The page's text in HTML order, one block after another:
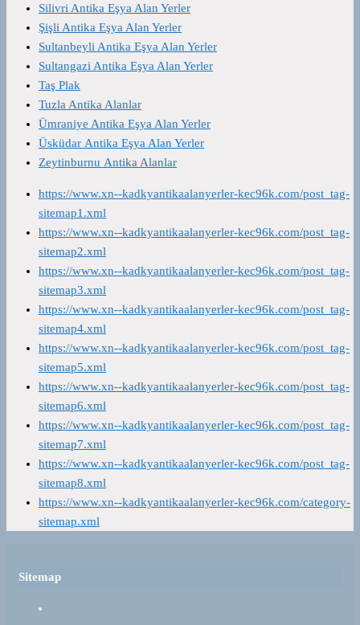
Silivri Antika Eşya Alan Yerler
Şişli Antika Eşya Alan Yerler
Sultanbeyli Antika Eşya Alan Yerler
Sultangazi Antika Eşya Alan Yerler
Taş Plak
Tuzla Antika Alanlar
Ümraniye Antika Eşya Alan Yerler
Üsküdar Antika Eşya Alan Yerler
Zeytinburnu Antika Alanlar
https://www.xn--kadkyantikaalanyerler-kec96k.com/post_tag-
sitemap1.xml
https://www.xn--kadkyantikaalanyerler-kec96k.com/post_tag-
sitemap2.xml
https://www.xn--kadkyantikaalanyerler-kec96k.com/post_tag-
sitemap3.xml
https://www.xn--kadkyantikaalanyerler-kec96k.com/post_tag-
sitemap4.xml
https://www.xn--kadkyantikaalanyerler-kec96k.com/post_tag-
sitemap5.xml
https://www.xn--kadkyantikaalanyerler-kec96k.com/post_tag-
sitemap6.xml
https://www.xn--kadkyantikaalanyerler-kec96k.com/post_tag-
sitemap7.xml
https://www.xn--kadkyantikaalanyerler-kec96k.com/post_tag-
sitemap8.xml
https://www.xn--kadkyantikaalanyerler-kec96k.com/category-
sitemap.xml
Sitemap